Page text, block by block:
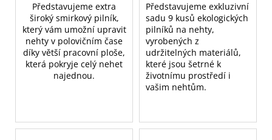
Představujeme extra
široký smirkový pilník,
který vám umožní upravit
nehty v polovičním čase
díky větší pracovní ploše,
která pokryje celý nehet
najednou.
Představujeme exkluzivní
sadu 9 kusů ekologických
pilníků na nehty,
vyrobených z
udržitelných materiálů,
které jsou šetrné k
životnímu prostředí i
vašim nehtům.